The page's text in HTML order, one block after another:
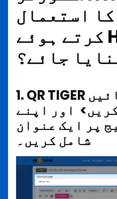
استعمال
کرتے ہوئے H5 صفحہ
جائے؟
1. QR TIGER پر جائیں> H5 QR
اور اپنے
پر ایک عنوان
شامل کریں۔